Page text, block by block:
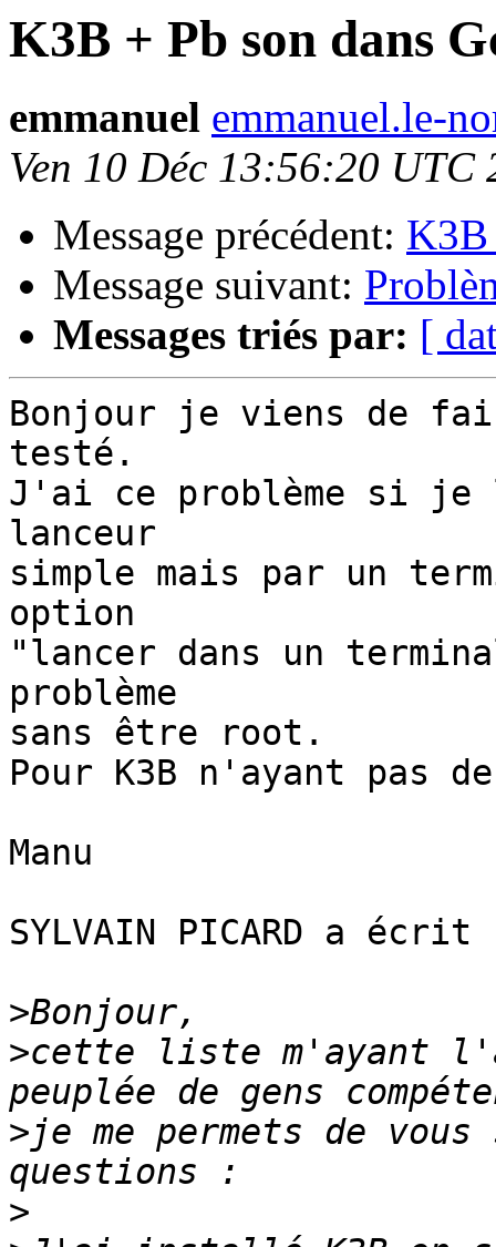
K3B + Pb son dans
emmanuel emmanuel.le-
Ven 10 Déc 13:56:20 UTC
Message précédent: K3B
Message suivant:
Messages triés par: [
Bonjour je viens de
testé.
J'ai ce problème si je
lanceur
simple mais par un
option
"lancer dans un
problème
sans être root.
Pour K3B n'ayant pas
Manu
SYLVAIN PICARD a
>
>cette liste m'ayant
>je me permets de vous
>